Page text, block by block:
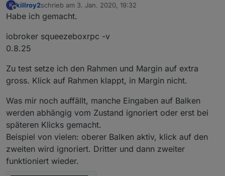
K
Offline
killroy2schrieb am 3. Jan. 2020, 19:32
zuletzt editiert von
Habe ich gemacht.
iobroker squeezeboxrpc -v
0.8.25
Zu test setze ich den Rahmen und Margin auf extra
gross. Klick auf Rahmen klappt, in Margin nicht.
Was mir noch auffällt, manche Eingaben auf Balken
werden abhängig vom Zustand ignoriert oder erst bei
späteren Klicks gemacht.
Beispiel von vielen: oberer Balken aktiv, klick auf den
zweiten wird ignoriert. Dritter und dann zweiter
funktioniert wieder.